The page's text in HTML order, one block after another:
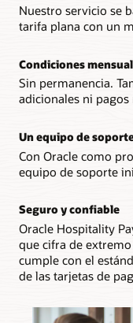
Nuestro servicio se
tarifa plana con un
Condiciones
Sin permanencia.
adicionales ni
Un equipo de
Con Oracle como
equipo de soporte
Seguro y confiable
Oracle Hospitality
que cifra de
cumple con el
de las tarjetas de